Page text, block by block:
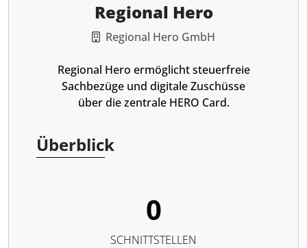
Regional Hero
Regional Hero GmbH
Regional Hero ermöglicht steuerfreie
Sachbezüge und digitale Zuschüsse
über die zentrale HERO Card.
Überblick
0
SCHNITTSTELLEN